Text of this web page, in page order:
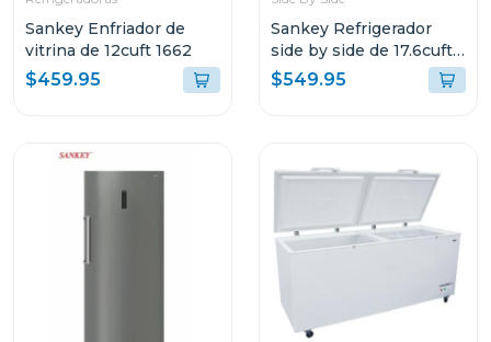
Sankey Enfriador de
vitrina de 12cuft 1662
$459.95
Sankey Refrigerador
side by side de 17.6cuft
con dispensador
rf19in89
$549.95